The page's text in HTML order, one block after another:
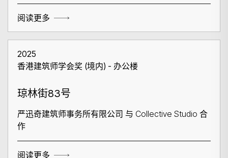
阅读更多
2025
香港建筑师学会奖 (境内) - 办公楼
琼林街83号
严迅奇建筑师事务所有限公司 与 Collective Studio 合
作
阅读更多